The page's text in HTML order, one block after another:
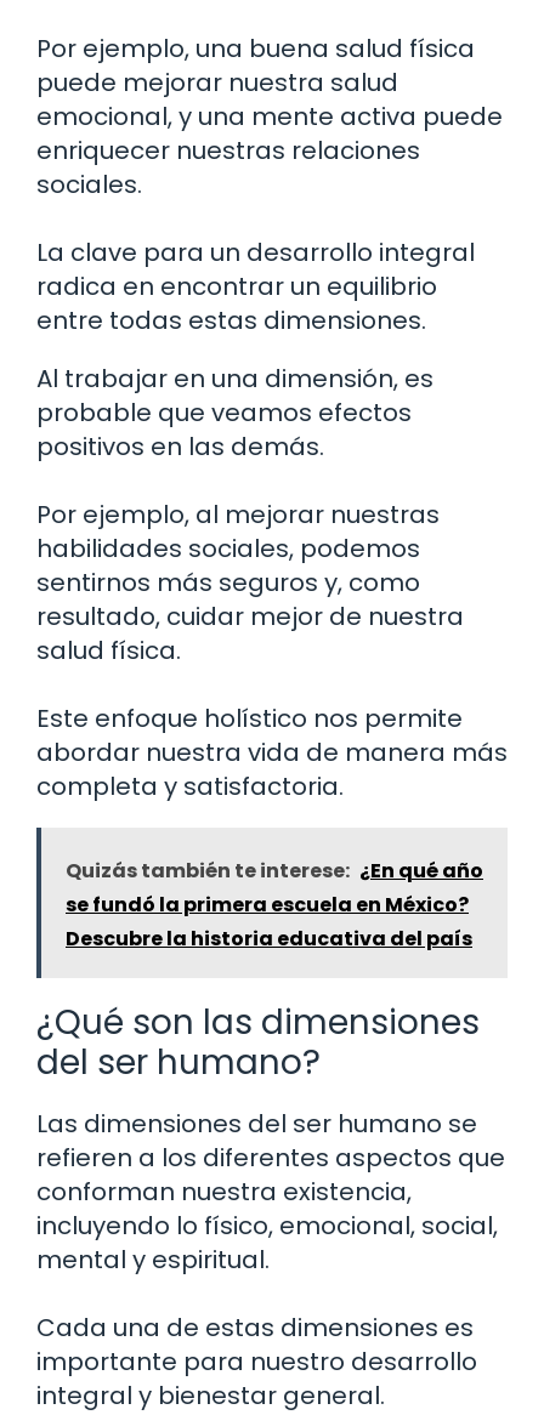
Por ejemplo, una buena salud física
puede mejorar nuestra salud
emocional, y una mente activa puede
enriquecer nuestras relaciones
sociales.
La clave para un desarrollo integral
radica en encontrar un equilibrio
entre todas estas dimensiones.
Al trabajar en una dimensión, es
probable que veamos efectos
positivos en las demás.
Por ejemplo, al mejorar nuestras
habilidades sociales, podemos
sentirnos más seguros y, como
resultado, cuidar mejor de nuestra
salud física.
Este enfoque holístico nos permite
abordar nuestra vida de manera más
completa y satisfactoria.
Quizás también te interese: ¿En qué año
se fundó la primera escuela en México?
Descubre la historia educativa del país
¿Qué son las dimensiones
del ser humano?
Las dimensiones del ser humano se
refieren a los diferentes aspectos que
conforman nuestra existencia,
incluyendo lo físico, emocional, social,
mental y espiritual.
Cada una de estas dimensiones es
importante para nuestro desarrollo
integral y bienestar general.